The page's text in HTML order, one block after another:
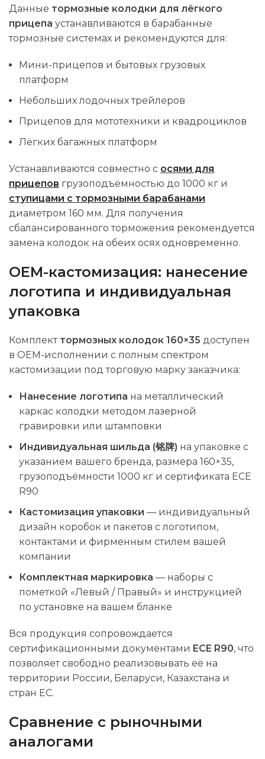
Данные тормозные колодки для лёгкого
прицепа устанавливаются в барабанные
тормозные системах и рекомендуются для:
Мини-прицепов и бытовых грузовых
платформ
Небольших лодочных трейлеров
Прицепов для мототехники и квадроциклов
Лёгких багажных платформ
Устанавливаются совместно с осями для
прицепов грузоподъёмностью до 1000 кг и
ступицами с тормозными барабанами
диаметром 160 мм. Для получения
сбалансированного торможения рекомендуется
замена колодок на обеих осях одновременно.
OEM-кастомизация: нанесение
логотипа и индивидуальная
упаковка
Комплект тормозных колодок 160×35 доступен
в OEM-исполнении с полным спектром
кастомизации под торговую марку заказчика:
Нанесение логотипа на металлический
каркас колодки методом лазерной
гравировки или штамповки
Индивидуальная шильда (铭牌) на упаковке с
указанием вашего бренда, размера 160×35,
грузоподъёмности 1000 кг и сертификата ECE
R90
Кастомизация упаковки — индивидуальный
дизайн коробок и пакетов с логотипом,
контактами и фирменным стилем вашей
компании
Комплектная маркировка — наборы с
пометкой «Левый / Правый» и инструкцией
по установке на вашем бланке
Вся продукция сопровождается
сертификационными документами ECE R90, что
позволяет свободно реализовывать её на
территории России, Беларуси, Казахстана и
стран ЕС.
Сравнение с рыночными
аналогами